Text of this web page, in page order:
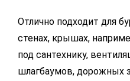
Отлично подходит для
стенах, крышах,
под сантехнику,
шлагбаумов, дорожных